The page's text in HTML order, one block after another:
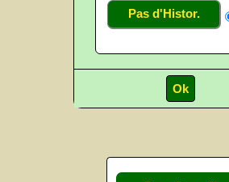
Pas d'Histor.